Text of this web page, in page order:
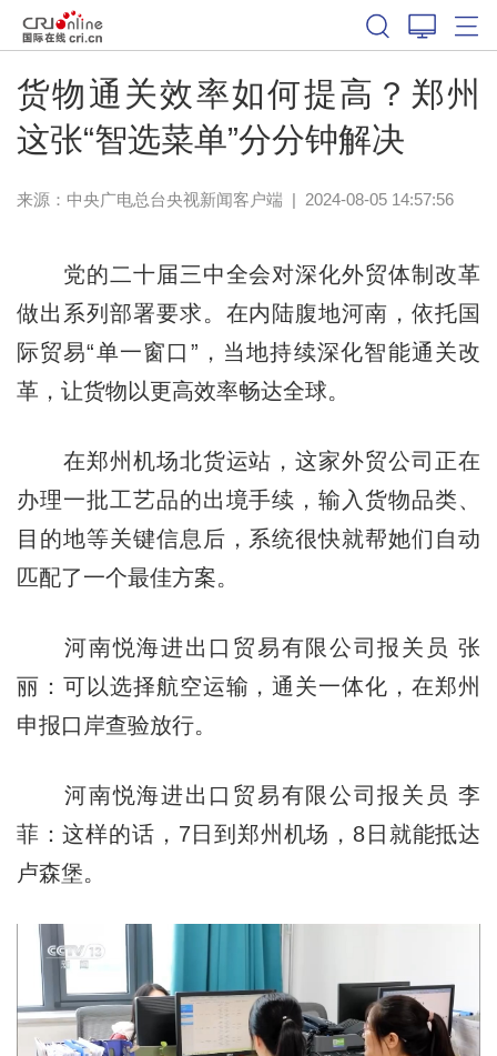
货物通关效率如何提高？郑州
这张“智选菜单”分分钟解决
来源： 中央广电总台央视新闻客户端 | 2024-08-05 14:57:56
党的二十届三中全会对深化外贸体制改革
做出系列部署要求。在内陆腹地河南，依托国
际贸易“单一窗口”，当地持续深化智能通关改
革，让货物以更高效率畅达全球。
在郑州机场北货运站，这家外贸公司正在
办理一批工艺品的出境手续，输入货物品类、
目的地等关键信息后，系统很快就帮她们自动
匹配了一个最佳方案。
河南悦海进出口贸易有限公司报关员 张
丽：可以选择航空运输，通关一体化，在郑州
申报口岸查验放行。
河南悦海进出口贸易有限公司报关员 李
菲：这样的话，7日到郑州机场，8日就能抵达
卢森堡。